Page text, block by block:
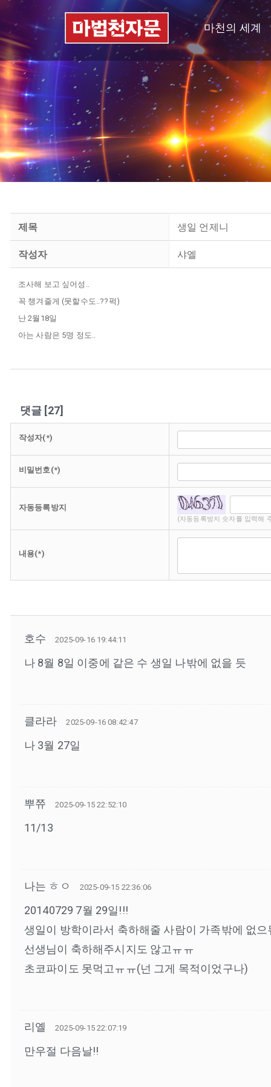
마천의 세계
제목 생일 언제니
작성자 샤엘
조사해 보고 싶어성..
꼭 챙겨줄게 (못할수도..??퍽)
난 2월18일
아는 사람은 5명 정도..
댓글 [27]
작성자(*)
비밀번호(*)
자동등록방지
(자동등록방지 숫자를 입력해
내용(*)
호수 2025-09-16 19:44:11
나 8월 8일 이중에 같은 수 생일 나밖에 없을 듯
클라라 2025-09-16 08:42:47
나 3월 27일
뿌쮸 2025-09-15 22:52:10
11/13
나는 ㅎㅇ 2025-09-15 22:36:06
20140729 7월 29일!!!
생일이 방학이라서 축하해줄 사람이 가족밖에 없으
선생님이 축하해주시지도 않고ㅠㅠ
초코파이도 못먹고ㅠㅠ(넌 그게 목적이었구나)
리옐 2025-09-15 22:07:19
만우절 다음날!!